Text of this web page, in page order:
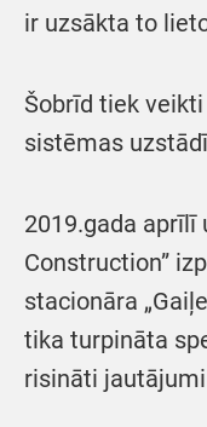
ir uzsākta to
Šobrīd tiek
sistēmas
2019.gada aprīlī
Construction”
stacionāra
tika turpināta
risināti